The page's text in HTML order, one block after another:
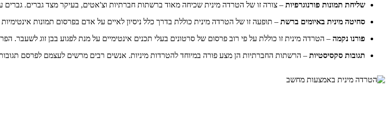
שליחת תמונות פורנוגרפיות – צורה זו של הטרדה מינית שכיחה מאוד ברשתות חברתיות וצ'אטים, בעיקר מצד גברים. גברים
סחיטה מינית באיומים ברשת – תופעה זו של הטרדה מינית כוללת בדרך כלל ניסיון לאיים על אדם בפרסום תמונות
פורנו נקמה – הטרדה מינית זו כוללת על פי רוב פרסום של סרטונים בעלי תכנים אינטימיים על מנת לפגוע בבן זוג לשעבר.
תגובות סקסיסטיות – הרשתות החברתיות הן מצע פורה במיוחד להטרדות מיניות. אנשים רבים מרשים לעצמם לפרסם תגובות